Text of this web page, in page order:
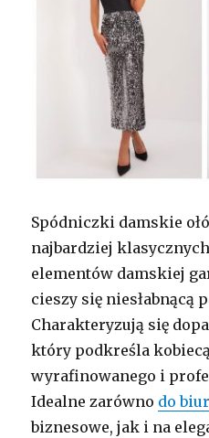
Spódniczki damskie
najbardziej
elementów damskiej
cieszy się niesłabnącą
Charakteryzują się
który podkreśla
wyrafinowanego i
Idealne zarówno do
biznesowe, jak i na